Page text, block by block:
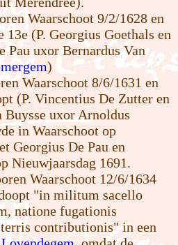
Waarschoot 9/2/1628 en
13e (P. Georgius Goethals en
Pau uxor Bernardus Van
)
Waarschoot 8/6/1631 en
(P. Vincentius De Zutter en
Buysse uxor Arnoldus
in Waarschoot op
Georgius De Pau en
Nieuwjaarsdag 1691.
Waarschoot 12/6/1634
"in militum sacello
natione fugationis
contributionis" in een